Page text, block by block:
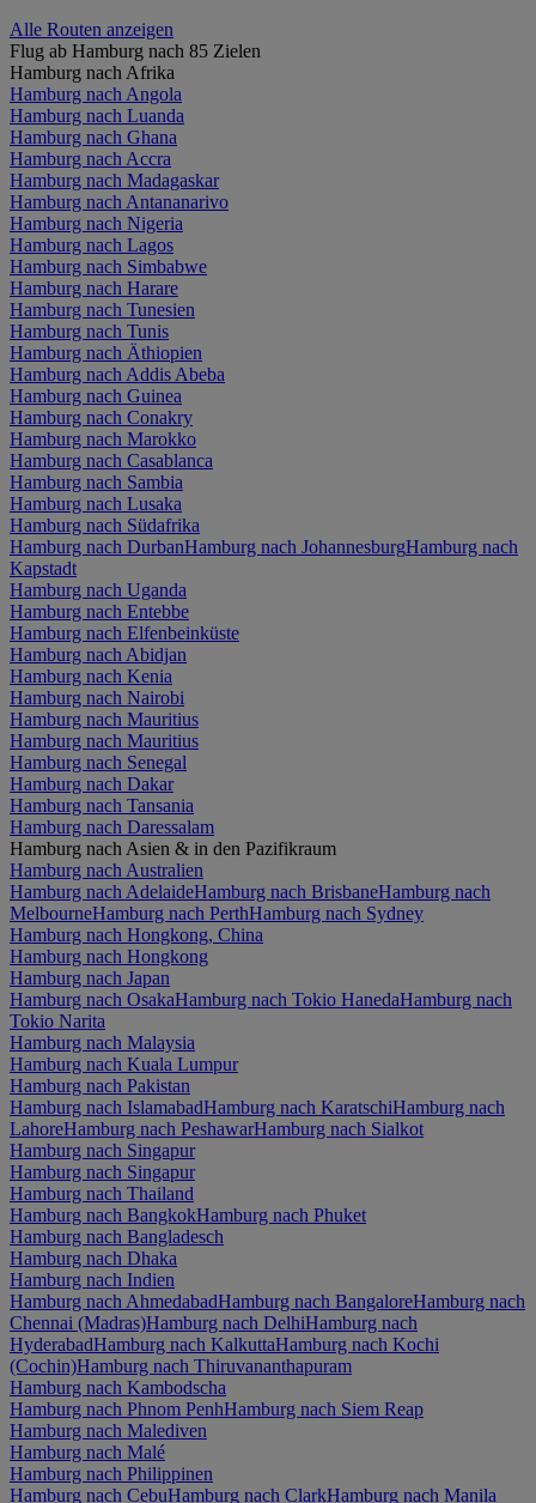
Alle Routen anzeigen
Flug ab Hamburg nach 85 Zielen
Hamburg nach Afrika
Hamburg nach Angola
Hamburg nach Luanda
Hamburg nach Ghana
Hamburg nach Accra
Hamburg nach Madagaskar
Hamburg nach Antananarivo
Hamburg nach Nigeria
Hamburg nach Lagos
Hamburg nach Simbabwe
Hamburg nach Harare
Hamburg nach Tunesien
Hamburg nach Tunis
Hamburg nach Äthiopien
Hamburg nach Addis Abeba
Hamburg nach Guinea
Hamburg nach Conakry
Hamburg nach Marokko
Hamburg nach Casablanca
Hamburg nach Sambia
Hamburg nach Lusaka
Hamburg nach Südafrika
Hamburg nach DurbanHamburg nach JohannesburgHamburg nach
Kapstadt
Hamburg nach Uganda
Hamburg nach Entebbe
Hamburg nach Elfenbeinküste
Hamburg nach Abidjan
Hamburg nach Kenia
Hamburg nach Nairobi
Hamburg nach Mauritius
Hamburg nach Mauritius
Hamburg nach Senegal
Hamburg nach Dakar
Hamburg nach Tansania
Hamburg nach Daressalam
Hamburg nach Asien & in den Pazifikraum
Hamburg nach Australien
Hamburg nach AdelaideHamburg nach BrisbaneHamburg nach
MelbourneHamburg nach PerthHamburg nach Sydney
Hamburg nach Hongkong, China
Hamburg nach Hongkong
Hamburg nach Japan
Hamburg nach OsakaHamburg nach Tokio HanedaHamburg nach
Tokio Narita
Hamburg nach Malaysia
Hamburg nach Kuala Lumpur
Hamburg nach Pakistan
Hamburg nach IslamabadHamburg nach KaratschiHamburg nach
LahoreHamburg nach PeshawarHamburg nach Sialkot
Hamburg nach Singapur
Hamburg nach Singapur
Hamburg nach Thailand
Hamburg nach BangkokHamburg nach Phuket
Hamburg nach Bangladesch
Hamburg nach Dhaka
Hamburg nach Indien
Hamburg nach AhmedabadHamburg nach BangaloreHamburg nach
Chennai (Madras)Hamburg nach DelhiHamburg nach
HyderabadHamburg nach KalkuttaHamburg nach Kochi
(Cochin)Hamburg nach Thiruvananthapuram
Hamburg nach Kambodscha
Hamburg nach Phnom PenhHamburg nach Siem Reap
Hamburg nach Malediven
Hamburg nach Malé
Hamburg nach Philippinen
Hamburg nach CebuHamburg nach ClarkHamburg nach Manila